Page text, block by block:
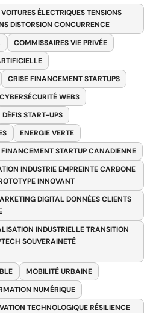
ÉLECTRIQUES TENSIONS
DISTORSION CONCURRENCE
COMMISSAIRES VIE PRIVÉE
CRISE FINANCEMENT STARTUPS
CYBERSÉCURITÉ WEB3
DÉFIS START-UPS
ENERGIE VERTE
FINANCEMENT STARTUP CANADIENNE
INDUSTRIE EMPREINTE CARBONE
INNOVANT
DIGITAL DONNÉES CLIENTS
INDUSTRIELLE TRANSITION
SOUVERAINETÉ
MOBILITÉ URBAINE
NUMÉRIQUE
TECHNOLOGIQUE RÉSILIENCE